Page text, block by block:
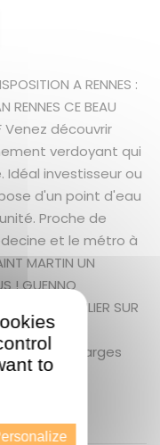
A RENNES :
RENNES CE BEAU
Venez découvrir
verdoyant qui
investisseur ou
d'un point d'eau
Proche de
et le métro à
MARTIN UN
! GUENNO
BIEN IMMOBILIER SUR
de
lots (). Charges
to